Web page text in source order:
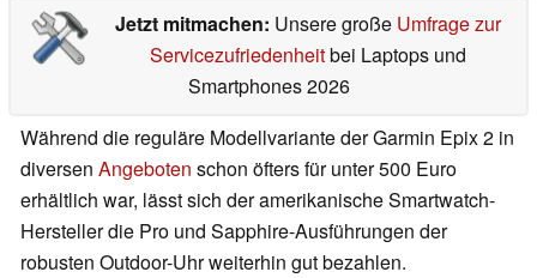
Jetzt mitmachen: Unsere große Umfrage zur
Servicezufriedenheitbei Laptops und
Smartphones 2026
Während die reguläre Modellvariante der Garmin Epix 2 in
diversen Angeboten schon öfters für unter 500 Euro
erhältlich war, lässt sich der amerikanische Smartwatch-
Hersteller die Pro und Sapphire-Ausführungen der
robusten Outdoor-Uhr weiterhin gut bezahlen.